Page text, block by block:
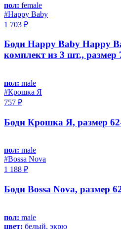
пол: female
#Happy Baby
1 703 ₽
Боди Happy Baby Happy
комплект из 3 шт., размер
пол: male
#Крошка Я
757 ₽
Боди Крошка Я, размер
пол: male
#Bossa Nova
1 188 ₽
Боди Bossa Nova, размер
пол: male
цвет: белый, экрю